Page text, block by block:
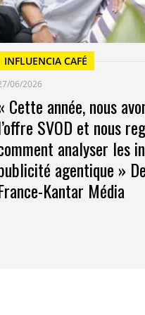
INFLUENCIA CAFÉ
06/2026
Cette année, nous
SVOD et nous
analyser les
agentique »
Kantar Média